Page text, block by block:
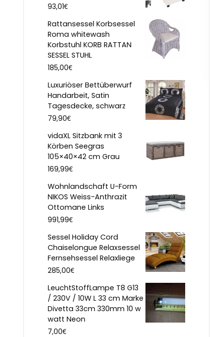
93,01€
Rattansessel Korbsessel
Roma whitewash
Korbstuhl KORB RATTAN
SESSEL STUHL
185,00€
Luxuriöser Bettüberwurf
Handarbeit, Satin
Tagesdecke, schwarz
79,90€
vidaXL Sitzbank mit 3
Körben Seegras
105×40×42 cm Grau
169,99€
Wohnlandschaft U-Form
NIKOS Weiss-Anthrazit
Ottomane Links
991,99€
Sessel Holiday Cord
Chaiselongue Relaxsessel
Fernsehsessel Relaxliege
285,00€
LeuchtStoffLampe T8 G13
/ 230V / 10W L 33 cm Marke
Divetta 33cm 330mm 10 w
watt Neon
7,00€